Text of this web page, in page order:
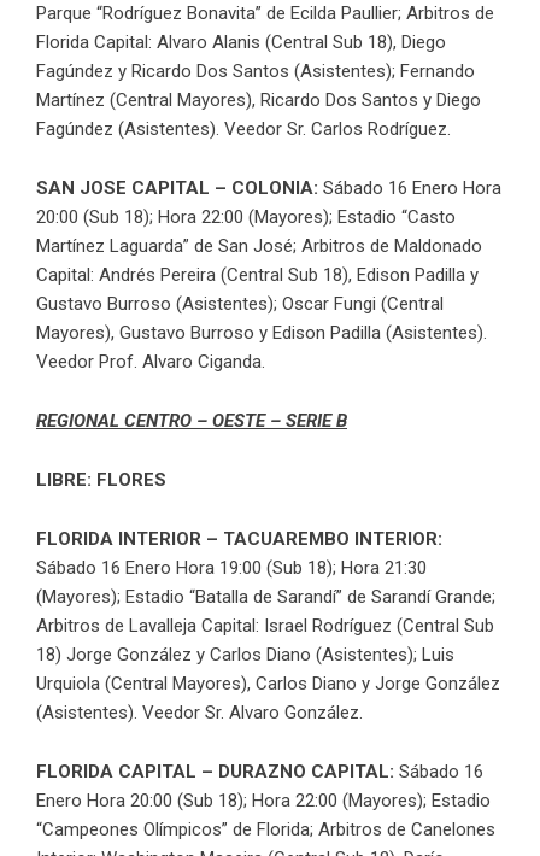
Parque “Rodríguez Bonavita” de Ecilda Paullier; Arbitros de
Florida Capital: Alvaro Alanis (Central Sub 18), Diego
Fagúndez y Ricardo Dos Santos (Asistentes); Fernando
Martínez (Central Mayores), Ricardo Dos Santos y Diego
Fagúndez (Asistentes). Veedor Sr. Carlos Rodríguez.
SAN JOSE CAPITAL – COLONIA: Sábado 16 Enero Hora
20:00 (Sub 18); Hora 22:00 (Mayores); Estadio “Casto
Martínez Laguarda” de San José; Arbitros de Maldonado
Capital: Andrés Pereira (Central Sub 18), Edison Padilla y
Gustavo Burroso (Asistentes); Oscar Fungi (Central
Mayores), Gustavo Burroso y Edison Padilla (Asistentes).
Veedor Prof. Alvaro Ciganda.
REGIONAL CENTRO – OESTE – SERIE B
LIBRE: FLORES
FLORIDA INTERIOR – TACUAREMBO INTERIOR:
Sábado 16 Enero Hora 19:00 (Sub 18); Hora 21:30
(Mayores); Estadio “Batalla de Sarandí” de Sarandí Grande;
Arbitros de Lavalleja Capital: Israel Rodríguez (Central Sub
18) Jorge González y Carlos Diano (Asistentes); Luis
Urquiola (Central Mayores), Carlos Diano y Jorge González
(Asistentes). Veedor Sr. Alvaro González.
FLORIDA CAPITAL – DURAZNO CAPITAL: Sábado 16
Enero Hora 20:00 (Sub 18); Hora 22:00 (Mayores); Estadio
“Campeones Olímpicos” de Florida; Arbitros de Canelones